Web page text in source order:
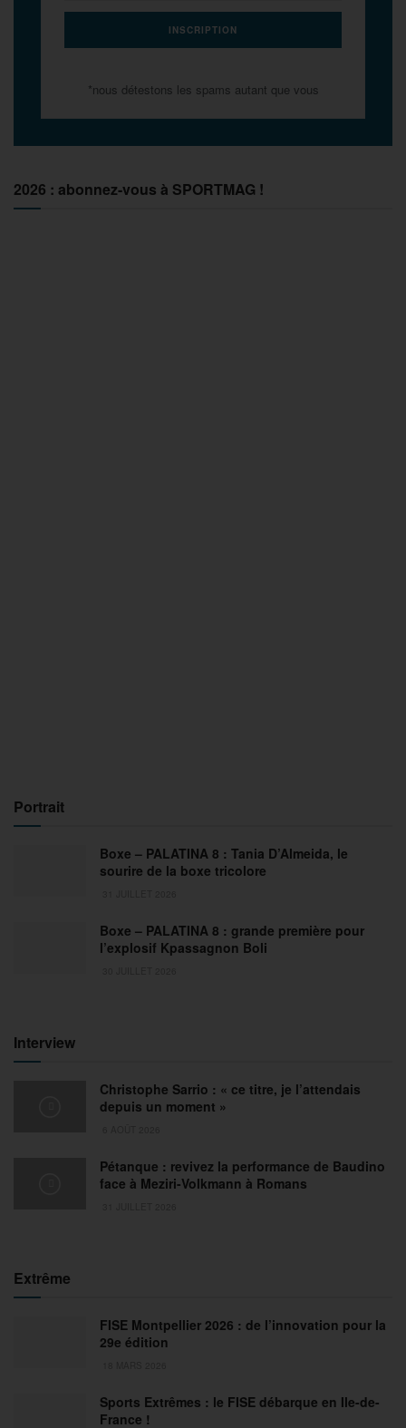
*nous détestons les spams autant que vous
2026 : abonnez-vous à SPORTMAG !
Portrait
Boxe – PALATINA 8 : Tania D’Almeida, le
sourire de la boxe tricolore
Boxe – PALATINA 8 : grande première pour
l’explosif Kpassagnon Boli
Interview
Christophe Sarrio : « ce titre, je l’attendais
depuis un moment »
Pétanque : revivez la performance de Baudino
face à Meziri-Volkmann à Romans
Extrême
FISE Montpellier 2026 : de l’innovation pour la
29e édition
Sports Extrêmes : le FISE débarque en Ile-de-
France !